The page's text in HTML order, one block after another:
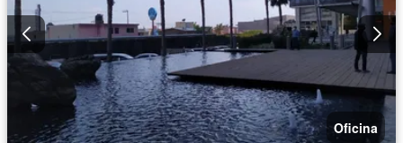
Oficina